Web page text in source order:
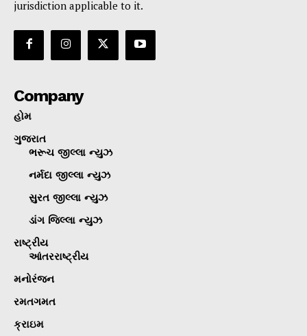
jurisdiction applicable to it.
Company
હોમ
ગુજરાત
ભરૂચ જીલ્લા ન્યુઝ
નર્મદા જીલ્લા ન્યુઝ
સુરત જીલ્લા ન્યુઝ
ડાંગ જિલ્લા ન્યુઝ
રાષ્ટ્રીય
આંતરરાષ્ટ્રીય
મનોરંજન
રમતગમત
ક્રાઇમ